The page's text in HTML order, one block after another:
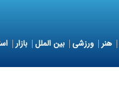
هنر ورزشی بین الملل بازار